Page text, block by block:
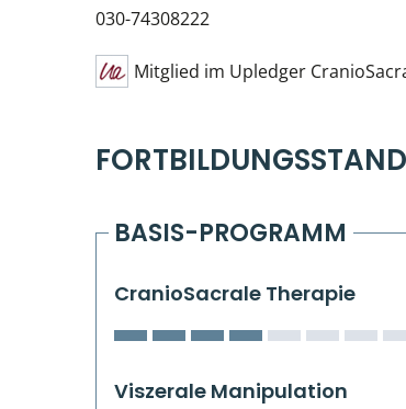
030-74308222
Mitglied im Upledger
FORTBILDUNGSSTAND
BASIS-PROGRAMM
CranioSacrale Therapie
Viszerale Manipulation